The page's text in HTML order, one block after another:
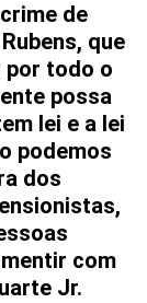
de
que
por todo o
possa
lei e a lei
podemos
dos
com
Jr.